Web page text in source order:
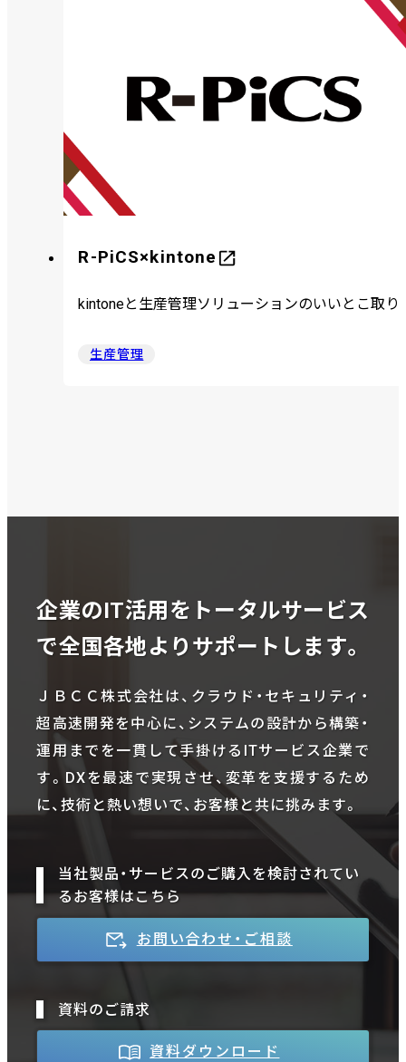
R-PiCS×kintone
kintoneと生産管理ソリューションのいいとこ取り
生産管理
企業のIT活用をトータルサービス
で全国各地よりサポートします。
ＪＢＣＣ株式会社は、クラウド・セキュリティ・
超高速開発を中心に、システムの設計から構築・
運用までを一貫して手掛けるITサービス企業で
す。DXを最速で実現させ、変革を支援するため
に、技術と熱い想いで、お客様と共に挑みます。
当社製品・サービスのご購入を検討されてい
るお客様はこちら
お問い合わせ・ご相談
資料のご請求
資料ダウンロード